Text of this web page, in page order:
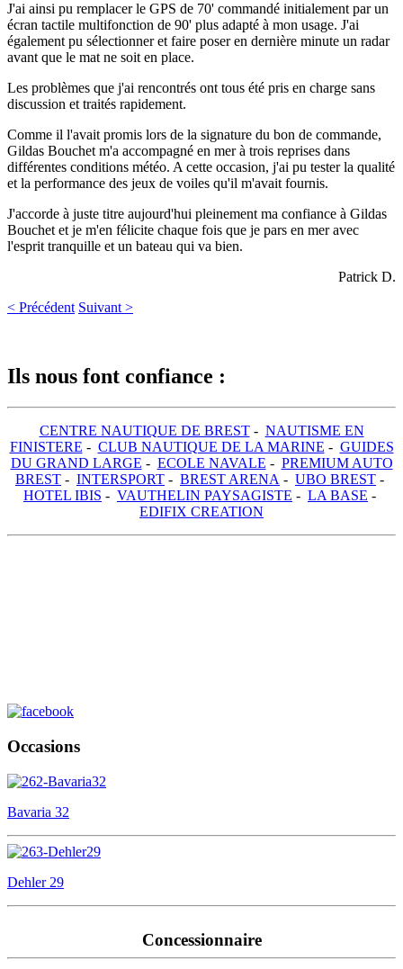
J'ai ainsi pu remplacer le GPS de 70' commandé initialement par un
écran tactile multifonction de 90' plus adapté à mon usage. J'ai
également pu sélectionner et faire poser en dernière minute un radar
avant que le mat ne soit en place.
Les problèmes que j'ai rencontrés ont tous été pris en charge sans
discussion et traités rapidement.
Comme il l'avait promis lors de la signature du bon de commande,
Gildas Bouchet m'a accompagné en mer à trois reprises dans
différentes conditions météo. A cette occasion, j'ai pu tester la qualité
et la performance des jeux de voiles qu'il m'avait fournis.
J'accorde à juste titre aujourd'hui pleinement ma confiance à Gildas
Bouchet et je m'en félicite chaque fois que je pars en mer avec
l'esprit tranquille et un bateau qui va bien.
Patrick D.
< Précédent Suivant >
Ils nous font confiance :
CENTRE NAUTIQUE DE BREST- NAUTISME EN
FINISTERE - CLUB NAUTIQUE DE LA MARINE - GUIDES
DU GRAND LARGE - ECOLE NAVALE - PREMIUM AUTO
BREST - INTERSPORT - BREST ARENA - UBO BREST -
HOTEL IBIS - VAUTHELIN PAYSAGISTE - LA BASE -
EDIFIX CREATION
Occasions
Bavaria 32
Dehler 29
Concessionnaire